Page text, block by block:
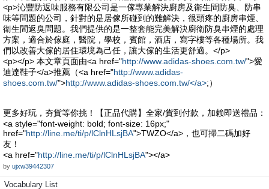
<p>沁豐防返味服務有限公司是一傢專業解決廚房及衛生間防臭、防串
味等問題的公司，針對的是居傢所碰到的難解決，很頭疼的廚房串煙、
衛生間返臭問題。我們提供的是一整套能完美解決廚衛防臭串煙的處理
方案，適合於傢庭，醫院，學校，賓館，酒店，寫字樓等各種場所。我
們以改善大傢的居住環境為己任，讓大傢的生活更舒適。</p>
<p></p> 本文章頁面由<a href="http://www.adidas-shoes.com.tw/">愛
迪達鞋子</a>推薦（<a href="http://www.adidas-
shoes.com.tw/">http://www.adidas-shoes.com.tw/</a>;）
更多好玩，夯貨等你挑！【正品代購】全家/貨到付款，加赖即送禮品：
<a style="font-weight: bold; font-size: 16px;"
href="http://line.me/ti/p/lClnHLsjBA">TWZO</a>，也可掃二碼加好
友！
<a href="http://line.me/ti/p/lClnHLsjBA"></a>
by ujxw39442307
Vocabulary List